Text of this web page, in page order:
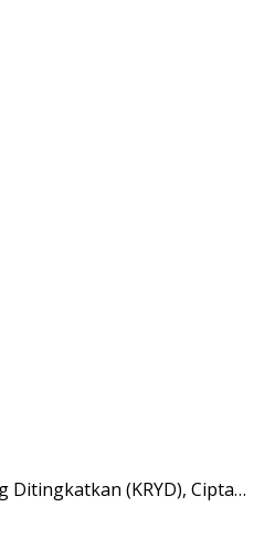
Ditingkatkan (KRYD), Cipta…